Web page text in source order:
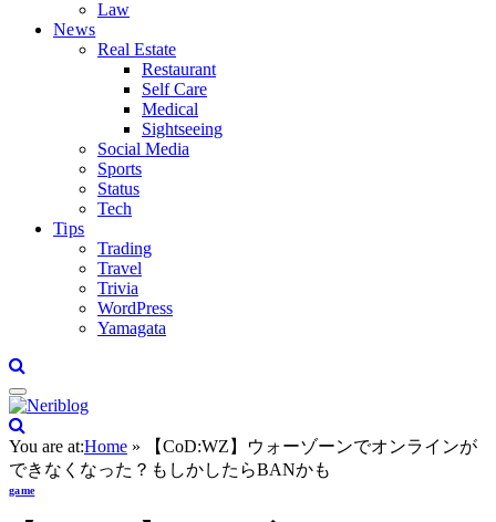
Law
News
Real Estate
Restaurant
Self Care
Medical
Sightseeing
Social Media
Sports
Status
Tech
Tips
Trading
Travel
Trivia
WordPress
Yamagata
You are at:Home »
【CoD:WZ】ウォーゾーンでオンラインが
できなくなった？もしかしたらBANかも
game